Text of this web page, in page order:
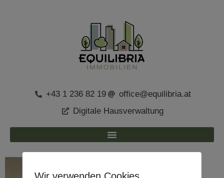
+43 1 236 82 19
office@equilibria.at
Digitale Hausverwaltung
Wir verwenden Cookies